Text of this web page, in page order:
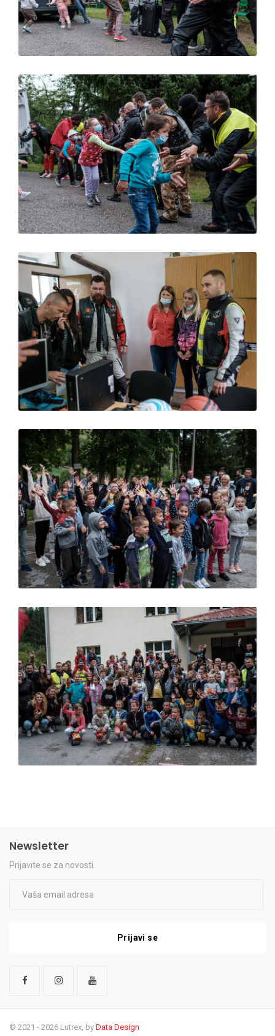
Newsletter
Prijavite se za novosti.
Prijavi se
© 2021 - 2026 Lutrex, by Data Design